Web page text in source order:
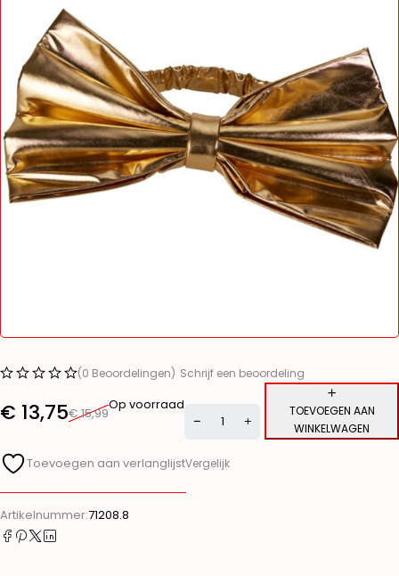
(0 Beoordelingen) Schrijf een beoordeling
€15,99
€ 13,75 Op voorraad
TOEVOEGEN AAN
WINKELWAGEN
Toevoegen aan verlanglijstVergelijk
Artikelnummer:71208.8